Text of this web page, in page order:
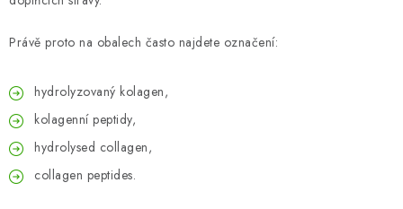
Právě proto na obalech často najdete označení:
hydrolyzovaný kolagen,
kolagenní peptidy,
hydrolysed collagen,
collagen peptides.